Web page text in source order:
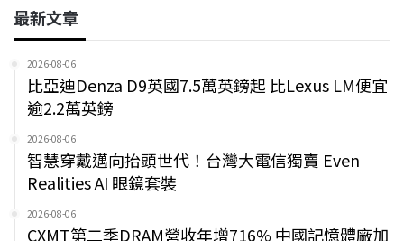
最新文章
2026-08-06
比亞迪Denza D9英國7.5萬英鎊起 比Lexus LM便宜
逾2.2萬英鎊
2026-08-06
智慧穿戴邁向抬頭世代！台灣大電信獨賣 Even
Realities AI 眼鏡套裝
2026-08-06
CXMT第二季DRAM營收年增716% 中國記憶體廠加